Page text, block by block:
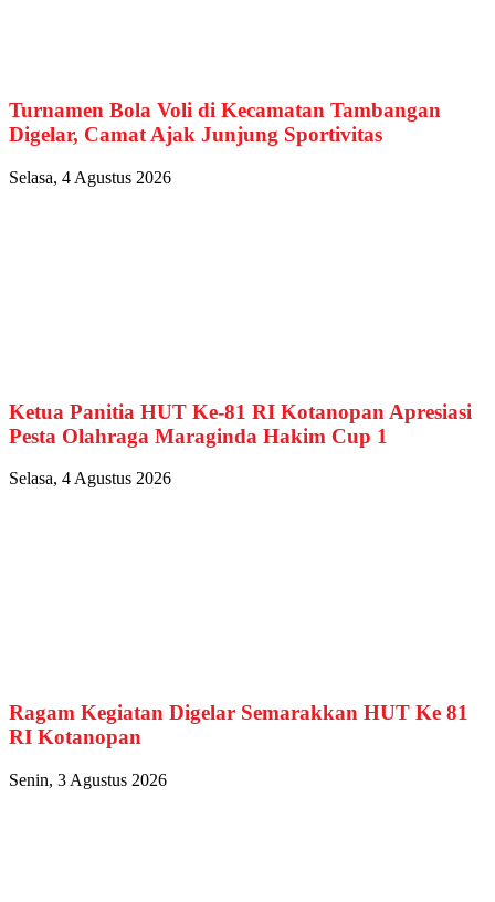
Turnamen Bola Voli di Kecamatan Tambangan
Digelar, Camat Ajak Junjung Sportivitas
Selasa, 4 Agustus 2026
Ketua Panitia HUT Ke-81 RI Kotanopan Apresiasi
Pesta Olahraga Maraginda Hakim Cup 1
Selasa, 4 Agustus 2026
Ragam Kegiatan Digelar Semarakkan HUT Ke 81
RI Kotanopan
Senin, 3 Agustus 2026